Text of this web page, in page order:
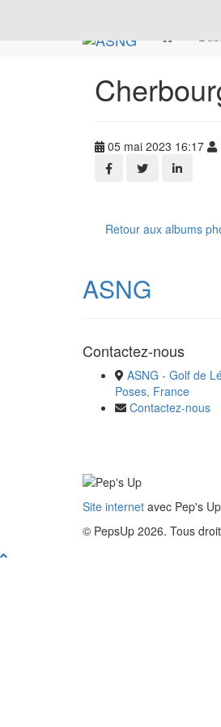
05 mai 2023 16:17
Retour aux albums
ASNG
Contactez-nous
ASNG - Golf de
Poses, France
Contactez-nous
Site internet avec Pep's
© PepsUp 2026. Tous